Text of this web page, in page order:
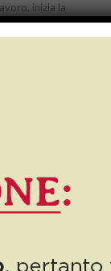
inizia la
all’inverno poi.